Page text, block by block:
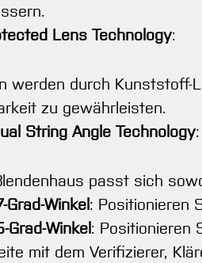
Lens Technology:
werden durch Kunststoff-
zu gewährleisten.
String Angle Technology:
passt sich
Grad-Winkel: Positionieren
Grad-Winkel: Positionieren
mit dem Verifizierer,